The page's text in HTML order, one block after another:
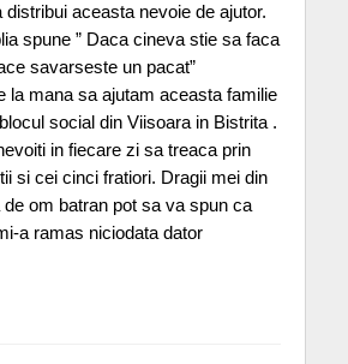
distribui aceasta nevoie de ajutor.
spune ” Daca cineva stie sa faca
savarseste un pacat”
la mana sa ajutam aceasta familie
social din Viisoara in Bistrita .
in fiecare zi sa treaca prin
si cei cinci fratiori. Dragii mei din
om batran pot sa va spun ca
a ramas niciodata dator